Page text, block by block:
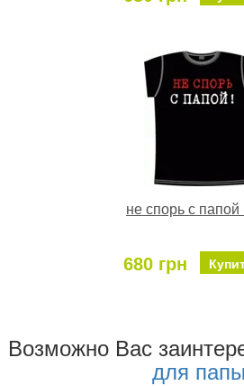
не спорь с папой
680 грн
Возможно Ваc
для папы